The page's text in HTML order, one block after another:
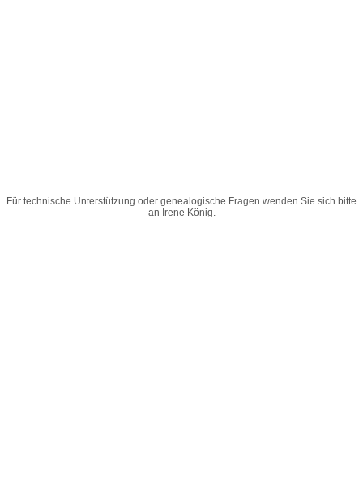
Für technische Unterstützung oder genealogische Fragen wenden Sie sich bitte
an Irene König.